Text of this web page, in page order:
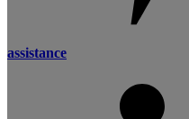
assistance